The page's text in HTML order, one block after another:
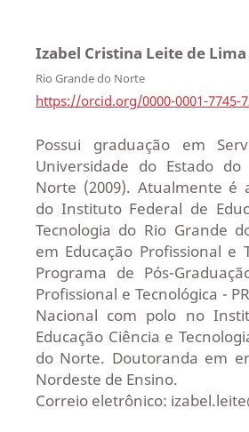
Izabel Cristina Leite de Lima
Rio Grande do Norte
https://orcid.org/0000-0001-7745-
Possui graduação em
Universidade do Estado
Norte (2009). Atualmente é
do Instituto Federal de
Tecnologia do Rio Grande
em Educação Profissional e
Programa de Pós-
Profissional e Tecnológica -
Nacional com polo no
Educação Ciência e
do Norte. Doutoranda em
Nordeste de Ensino.
Correio eletrônico: